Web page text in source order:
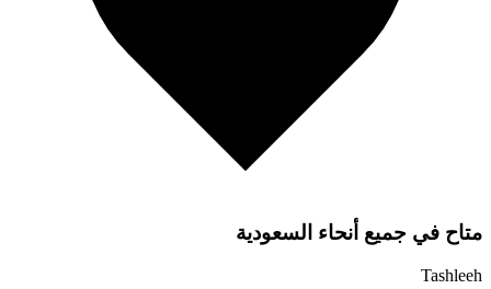
متاح في جميع أنحاء السعودية
Tashleeh